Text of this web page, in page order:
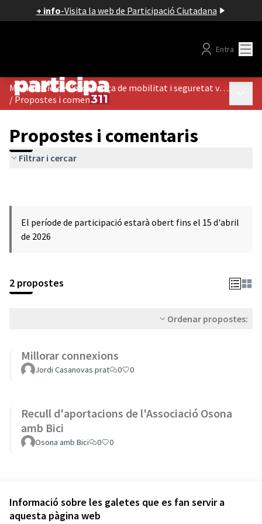
Informació sobre les galetes que es fan servir a
aquesta pàgina web
+ info-Visita la web de Participació Ciutadana
Entra
Modificació de l'ordenança de mobilitat i seguretat viària
/ Propostes i comentaris
Propostes i comentaris
Filtrar i cercar
El període de participació estarà obert fins el 15 d'abril
de 2026
2 propostes
Ordenar propostes:
Millorar connexions
Jordi Casanovas prat 0 0
Recull d'aportacions de l'Associació Osona
amb Bici
Osona amb Bici 0 0